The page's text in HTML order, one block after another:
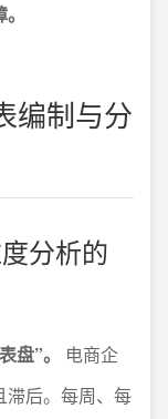
编制与分
分析的
盘”。
电商企
滞后。每周、每